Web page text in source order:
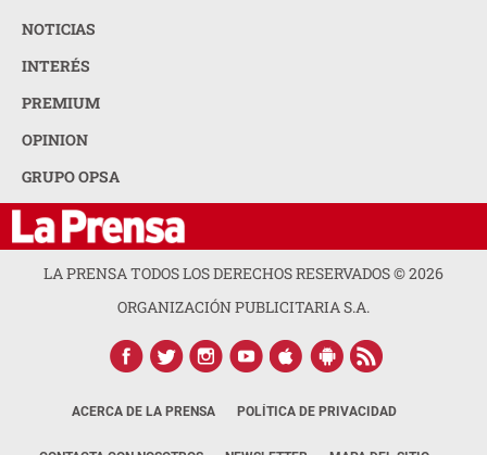
NOTICIAS
INTERÉS
PREMIUM
OPINION
GRUPO OPSA
LA PRENSA TODOS LOS DERECHOS RESERVADOS ©2026
ORGANIZACIÓN PUBLICITARIA S.A.
ACERCA DE LA PRENSA POLÍTICA DE PRIVACIDAD